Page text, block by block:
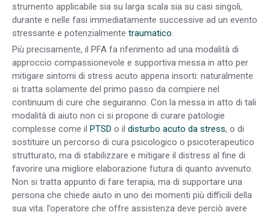
strumento applicabile sia su larga scala sia su casi singoli,
durante e nelle fasi immediatamente successive ad un evento
stressante e potenzialmente traumatico
Più precisamente, il PFA fa riferimento ad una modalità di
approccio compassionevole e supportiva messa in atto per
mitigare sintomi di stress acuto appena insorti: naturalmente
si tratta solamente del primo passo da compiere nel
continuum di cure che seguiranno. Con la messa in atto di tali
modalità di aiuto non ci si propone di curare patologie
complesse come il PTSD o il disturbo acuto da stress, o di
sostituire un percorso di cura psicologico o psicoterapeutico
strutturato, ma di stabilizzare e mitigare il distress al fine di
favorire una migliore elaborazione futura di quanto avvenuto.
Non si tratta appunto di fare terapia, ma di supportare una
persona che chiede aiuto in uno dei momenti più difficili della
sua vita: l’operatore che offre assistenza deve perciò avere